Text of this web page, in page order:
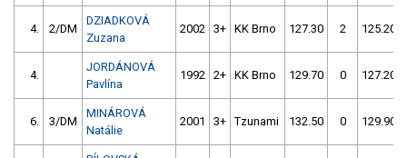
4. 2/DM
DZIADKOVÁ
Zuzana
2002 3+ KK Brno 127.30 2 125.20
4.
JORDÁNOVÁ
Pavlína
1992 2+ KK Brno 129.70 0 127.20
6. 3/DM
MINÁROVÁ
Natálie
2001 3+ Tzunami 132.50 0 129.90